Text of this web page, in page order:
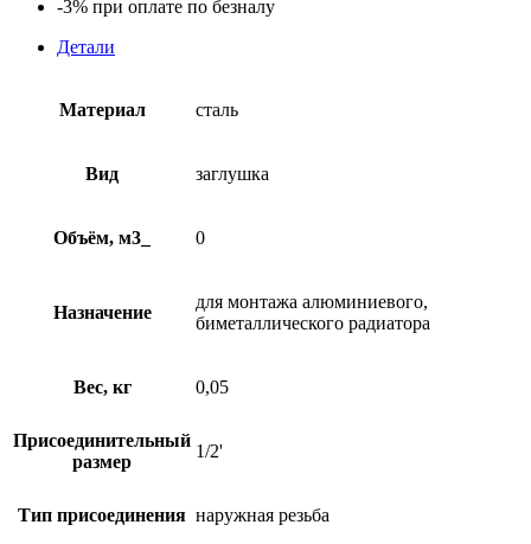
-3% при оплате по безналу
Детали
Материал сталь
Вид заглушка
Объём, м3_ 0
Назначение
для монтажа алюминиевого,
биметаллического радиатора
Вес, кг 0,05
Присоединительный
размер
1/2'
Тип присоединения наружная резьба